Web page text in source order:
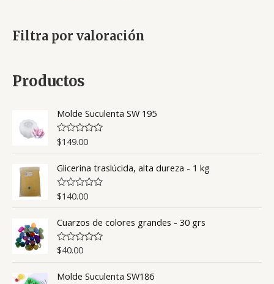
Filtra por valoración
Productos
Molde Suculenta SW 195
V
o
a
d
o
c
o
n
0
d
e
5
$149.00
Glicerina traslúcida, alta dureza - 1 kg
V
o
a
d
o
c
o
n
$140.00
Cuarzos de colores grandes - 30 grs
V
o
$40.00
Molde Suculenta SW186